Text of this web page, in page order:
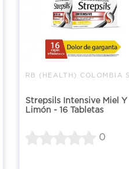
Strepsils Intensive Miel Y
Limón - 16 Tabletas
0